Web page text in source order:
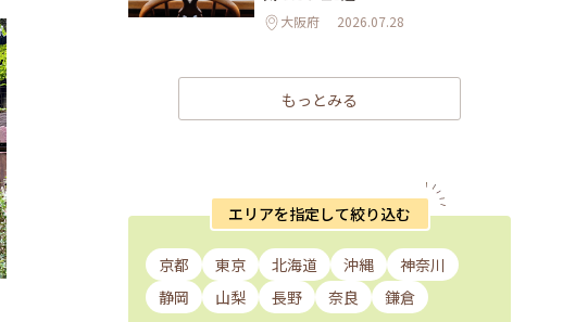
大阪府 2026.07.28
もっとみる
エリアを指定して絞り込む
京都 東京 北海道 沖縄
神奈川
静岡
山梨 長野 奈良 鎌倉